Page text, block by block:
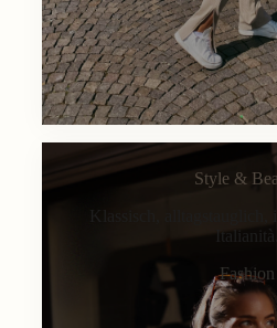
Style &
Klassisch, alltagstauglich,
Italianità.
Fashion